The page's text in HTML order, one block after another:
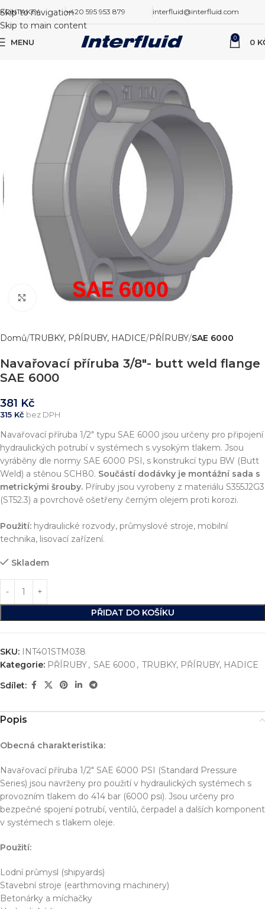
Skip to navigation
Skip to main content
KONTAKTY +420 595 953 879 interfluid@interfluid.com
MENU 0 0
Zvětšit obrázek
Domů TRUBKY, PŘÍRUBY, HADICE PŘÍRUBY SAE 6000
Navařovací příruba 3/8″- butt weld flange
SAE 6000
381 Kč
315 Kč bez DPH
Navařovací příruba 1/2″ typu SAE 6000 jsou určeny pro připojení
hydraulických potrubí v systémech s vysokým tlakem. Jsou
vyráběny dle normy SAE 6000 PSI, s konstrukcí typu BW (Butt
Weld) a stěnou SCH80. Součástí dodávky je montážní sada s
metrickými šrouby. Příruby jsou vyrobeny z materiálu S355J2G3
(ST52.3) a povrchově ošetřeny černým olejem proti korozi.
Použití: hydraulické rozvody, průmyslové stroje, mobilní
technika, lisovací zařízení.
Skladem
PŘIDAT DO KOŠÍKU
SKU:
INT401STM038
Kategorie: PŘÍRUBY, SAE 6000 , TRUBKY, PŘÍRUBY, HADICE
Sdílet:
Popis
Obecná charakteristika:
Navařovací příruba 1/2″ SAE 6000 PSI (Standard Pressure
Series) jsou navrženy pro použití v hydraulických systémech s
provozním tlakem do 414 bar (6000 psi). Jsou určeny pro
bezpečné spojení potrubí, ventilů, čerpadel a dalších komponent
v systémech s tlakem oleje.
Použití:
Lodní průmysl (shipyards)
Stavební stroje (earthmoving machinery)
Betonárky a míchačky